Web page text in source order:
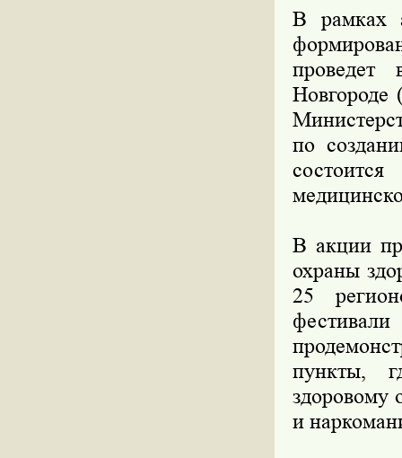
В рамках
Новгороде
по
В акции
охраны
25
пункты,
здоровому
и